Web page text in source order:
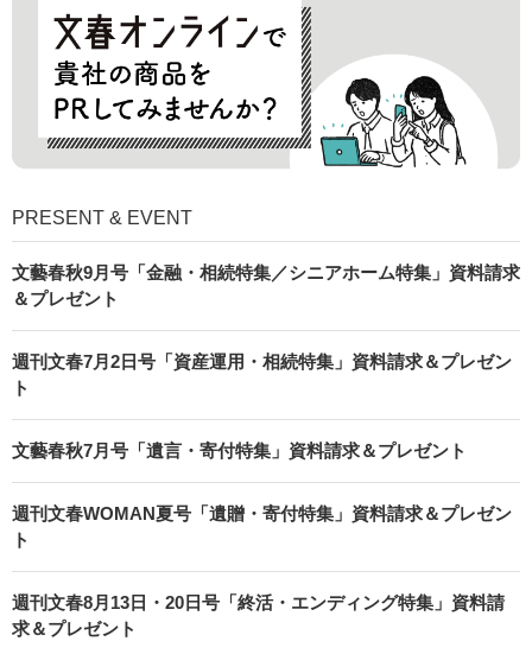
PRESENT & EVENT
文藝春秋9月号「金融・相続特集／シニアホーム特集」資料請求
＆プレゼント
週刊文春7月2日号「資産運用・相続特集」資料請求＆プレゼン
ト
文藝春秋7月号「遺言・寄付特集」資料請求＆プレゼント
週刊文春WOMAN夏号「遺贈・寄付特集」資料請求＆プレゼン
ト
週刊文春8月13日・20日号「終活・エンディング特集」資料請
求＆プレゼント